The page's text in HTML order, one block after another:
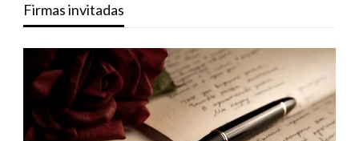
Firmas invitadas